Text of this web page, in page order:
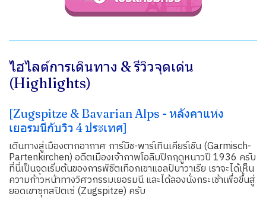
ไฮไลต์การเดินทาง & รีวิวจุดเด่น
(Highlights)
[Zugspitze & Bavarian Alps - หลังคาแห่ง
เยอรมนีกับวิว 4 ประเทศ]
เดินทางสู่เมืองตากอากาศ การ์มิช-พาร์เทินเคียร์เชิน (Garmisch-
Partenkirchen) อดีตเมืองเจ้าภาพโอลิมปิกฤดูหนาวปี 1936 ครับ
ที่นี่เป็นจุดเริ่มต้นของการพิชิตเทือกเขาแอลป์บาวาเรีย เราจะได้เห็น
ความก้าวหน้าทางวิศวกรรมเยอรมนี และได้ลองนั่งกระเช้าเพื่อขึ้นสู่
ยอดเขาซุกสปิตเซ่ (Zugspitze) ครับ